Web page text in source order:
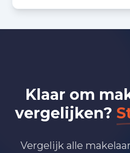
Bedrijvigheid in
(2025)
Zakelijke dienstverlening
Overheid, onderwijs en zorg
Landbouw, bosbouw en
Klaar om
vergelijken?
Vergelijk alle